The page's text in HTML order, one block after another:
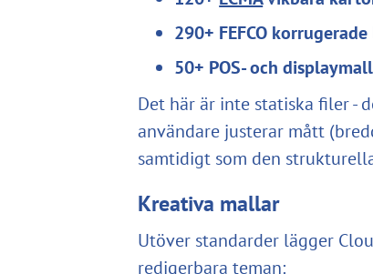
290+ FEFCO
50+ POS- och
Det här är inte statiska filer -
användare justerar mått
samtidigt som den
Kreativa mallar
Utöver standarder lägger
redigerbara teman: